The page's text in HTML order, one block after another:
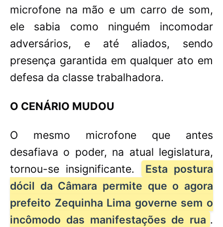
microfone na mão e um carro de som,
ele sabia como ninguém incomodar
adversários, e até aliados, sendo
presença garantida em qualquer ato em
defesa da classe trabalhadora.
O CENÁRIO MUDOU
O mesmo microfone que antes
desafiava o poder, na atual legislatura,
tornou-se insignificante.
Esta postura
dócil da Câmara permite que o agora
prefeito Zequinha Lima governe sem o
incômodo das manifestações de rua .